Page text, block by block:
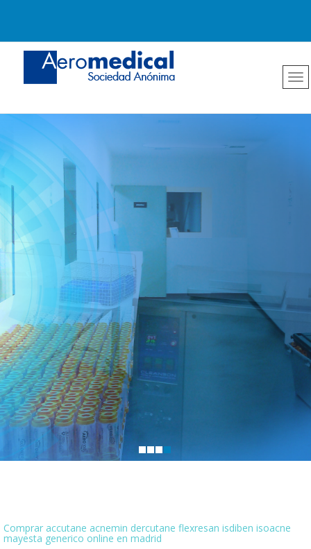
Comprar accutane acnemin dercutane flexresan isdiben isoacne
mayesta generico online en madrid